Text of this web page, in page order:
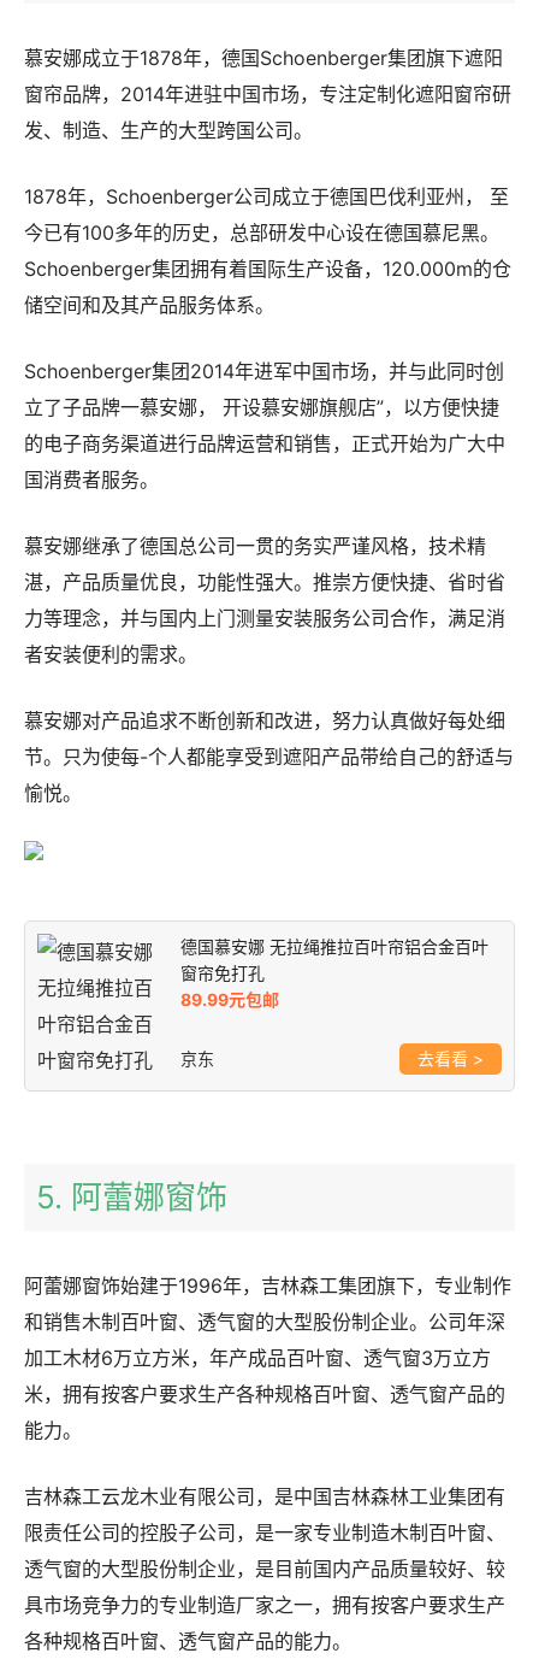
慕安娜成立于1878年，德国Schoenberger集团旗下遮阳
窗帘品牌，2014年进驻中国市场，专注定制化遮阳窗帘研
发、制造、生产的大型跨国公司。
1878年，Schoenberger公司成立于德国巴伐利亚州， 至
今已有100多年的历史，总部研发中心设在德国慕尼黑。
Schoenberger集团拥有着国际生产设备，120.000m的仓
储空间和及其产品服务体系。
Schoenberger集团2014年进军中国市场，并与此同时创
立了子品牌一慕安娜， 开设慕安娜旗舰店”，以方便快捷
的电子商务渠道进行品牌运营和销售，正式开始为广大中
国消费者服务。
慕安娜继承了德国总公司一贯的务实严谨风格，技术精
湛，产品质量优良，功能性强大。推崇方便快捷、省时省
力等理念，并与国内上门测量安装服务公司合作，满足消
者安装便利的需求。
慕安娜对产品追求不断创新和改进，努力认真做好每处细
节。只为使每-个人都能享受到遮阳产品带给自己的舒适与
愉悦。
德国慕安娜 无拉绳推拉百叶帘铝合金百叶
窗帘免打孔
89.99元包邮
京东 >
5. 阿蕾娜窗饰
阿蕾娜窗饰始建于1996年，吉林森工集团旗下，专业制作
和销售木制百叶窗、透气窗的大型股份制企业。公司年深
加工木材6万立方米，年产成品百叶窗、透气窗3万立方
米，拥有按客户要求生产各种规格百叶窗、透气窗产品的
能力。
吉林森工云龙木业有限公司，是中国吉林森林工业集团有
限责任公司的控股子公司，是一家专业制造木制百叶窗、
透气窗的大型股份制企业，是目前国内产品质量较好、较
具市场竞争力的专业制造厂家之一，拥有按客户要求生产
各种规格百叶窗、透气窗产品的能力。